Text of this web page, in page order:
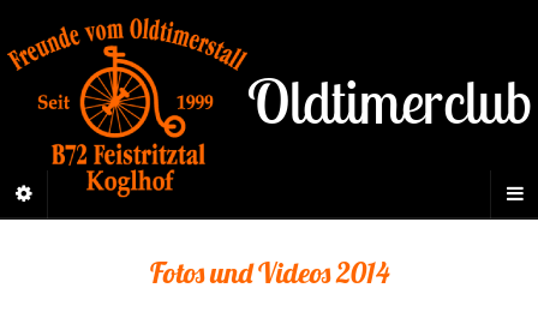
Oldtimerclub
Fotos und Videos 2014